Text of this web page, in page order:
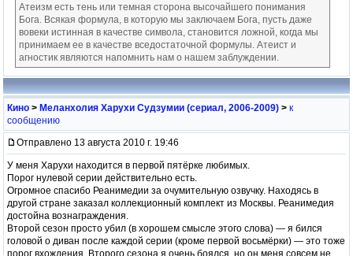
Атеизм есть тень или темная сторона высочайшего понимания
Бога. Всякая формула, в которую мы заключаем Бога, пусть даже
вовеки истинная в качестве символа, становится ложной, когда мы
принимаем ее в качестве вседостаточной формулы. Атеист и
агностик являются напомнить нам о нашем заблуждении.
Кино > Меланхолия Харухи Судзумии (сериал, 2006-2009) > к
сообщению
Отправлено 13 августа 2010 г. 19:46
У меня Харухи находится в первой пятёрке любимых.
Порог нулевой серии действительно есть.
Огромное спасибо Реанимедии за очумительную озвучку. Находясь в
другой стране заказал коллекционный комплект из Москвы. Реанимедия
достойна вознаграждения.
Второй сезон просто убил (в хорошем смысле этого слова) — я бился
головой о диван после каждой серии (кроме первой восьмёрки) — это тоже
порог вхождения. Второго сезона я очень боялся, но он меня совсем не